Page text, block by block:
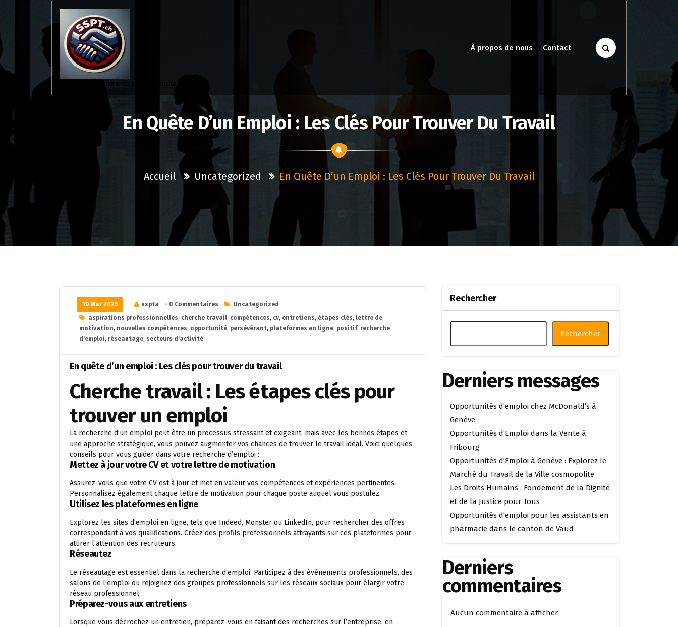
À propos de nous Contact
En Quête D’un Emploi : Les Clés Pour Trouver Du Travail
Accueil Uncategorized En Quête D’un Emploi : Les Clés Pour Trouver Du Travail
10 Mar 2025 sspta - 0 Commentaires
Uncategorized
aspirations professionnelles, cherche travail, compétences, cv, entretiens, étapes clés, lettre de
motivation, nouvelles compétences, opportunité, persévérant, plateformes en ligne, positif, recherche
d'emploi, réseautage, secteurs d'activité
En quête d’un emploi : Les clés pour trouver du travail
Cherche travail : Les étapes clés pour
trouver un emploi
La recherche d’un emploi peut être un processus stressant et exigeant, mais avec les bonnes étapes et
une approche stratégique, vous pouvez augmenter vos chances de trouver le travail idéal. Voici quelques
conseils pour vous guider dans votre recherche d’emploi :
Mettez à jour votre CV et votre lettre de motivation
Assurez-vous que votre CV est à jour et met en valeur vos compétences et expériences pertinentes.
Personnalisez également chaque lettre de motivation pour chaque poste auquel vous postulez.
Utilisez les plateformes en ligne
Explorez les sites d’emploi en ligne, tels que Indeed, Monster ou LinkedIn, pour rechercher des offres
correspondant à vos qualifications. Créez des profils professionnels attrayants sur ces plateformes pour
attirer l’attention des recruteurs.
Réseautez
Le réseautage est essentiel dans la recherche d’emploi. Participez à des événements professionnels, des
salons de l’emploi ou rejoignez des groupes professionnels sur les réseaux sociaux pour élargir votre
réseau professionnel.
Préparez-vous aux entretiens
Lorsque vous décrochez un entretien, préparez-vous en faisant des recherches sur l’entreprise, en
Rechercher
Rechercher
Derniers messages
Opportunités d’emploi chez McDonald’s à
Genève
Opportunités d’Emploi dans la Vente à
Fribourg
Opportunités d’Emploi à Genève : Explorez le
Marché du Travail de la Ville cosmopolite
Les Droits Humains : Fondement de la Dignité
et de la Justice pour Tous
Opportunités d’emploi pour les assistants en
pharmacie dans le canton de Vaud
Derniers
commentaires
Aucun commentaire à afficher.